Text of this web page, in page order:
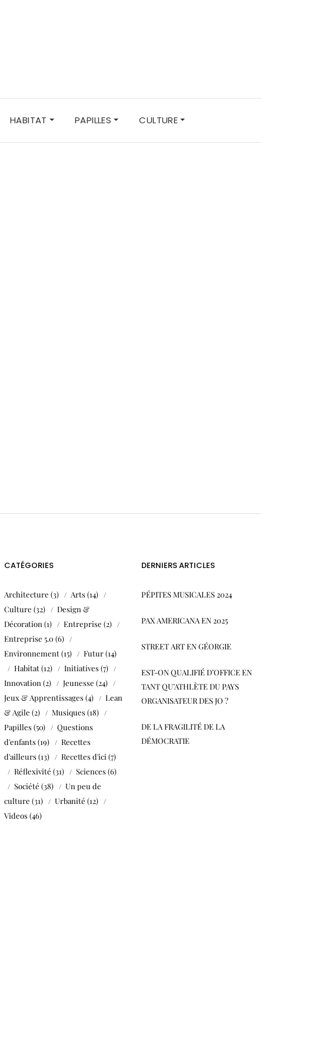
HABITAT PAPILLES CULTURE
CATÉGORIES
Architecture (3) Arts(14)
Culture (32)
Design &
Décoration (1) Entreprise (2)
Entreprise 5.0 (6)
Environnement(15) Futur(14)
Habitat(12) Initiatives(7)
Innovation (2) Jeunesse (24)
Jeux & Apprentissages(4)
Lean
& Agile (2) Musiques(18)
Papilles(50)
Questions
d'enfants(19)
Recettes
d'ailleurs(13) Recettes d'ici (7)
Réflexivité (31) Sciences(6)
Société (38)
Un peu de
culture (31) Urbanité (12)
Videos(46)
DERNIERS ARTICLES
PÉPITES MUSICALES 2024
PAX AMERICANA EN 2025
STREET ART EN GÉORGIE
EST-ON QUALIFIÉ D’OFFICE EN
TANT QU’ATHLÈTE DU PAYS
ORGANISATEUR DES JO ?
DE LA FRAGILITÉ DE LA
DÉMOCRATIE